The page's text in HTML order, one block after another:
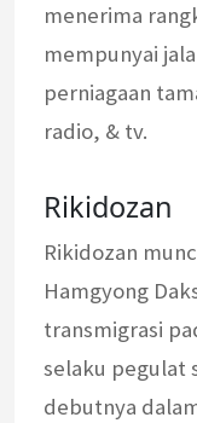
menerima
mempunyai
perniagaan
radio, & tv.
Rikidozan
Rikidozan
Hamgyong
transmigrasi
selaku pegulat
debutnya